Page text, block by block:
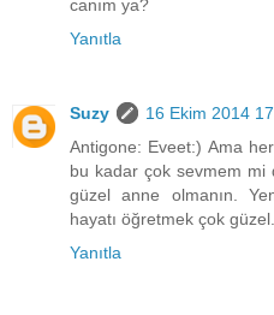
canım ya?
Yanıtla
Suzy
16 Ekim 2014
Antigone: Eveet:) Ama
bu kadar çok sevmem mi
güzel anne olmanın.
hayatı öğretmek çok güzel...
Yanıtla